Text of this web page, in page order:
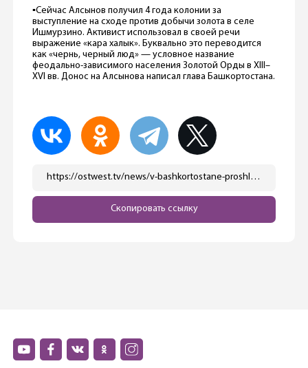
▪️Сейчас Алсынов получил 4 года колонии за
выступление на сходе против добычи золота в селе
Ишмурзино. Активист использовал в своей речи
выражение «кара халык». Буквально это переводится
как «чернь, черный люд» — условное название
феодально-зависимого населения Золотой Орды в XIII–
XVI вв. Донос на Алсынова написал глава Башкортостана.
https://ostwest.tv/news/v-bashkortostane-proshli-protesty-s-zhestkimi-stolknoveniyami-s-silovikami/
Скопировать ссылку